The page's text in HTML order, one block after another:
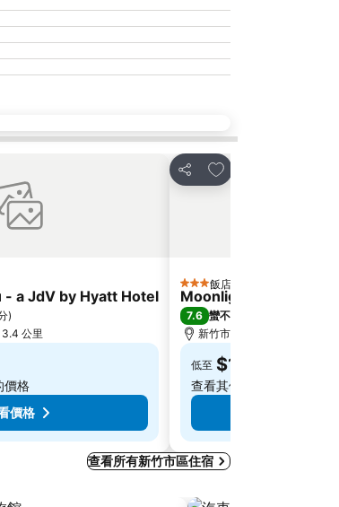
- a JdV by Hyatt Hotel
)
公里
價格
價格
分享
加入我的最愛
3 星級飯店
Moonlight Hotel
7.6 蠻不錯
新竹市區, 距離市中心 0.4 公里
低至 $1,199
查看其他
查看所有新竹市區住宿